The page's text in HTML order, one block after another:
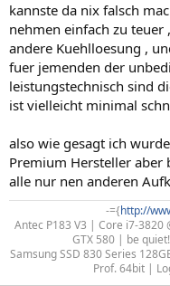
kannste da nix falsch
nehmen einfach zu
andere Kuehlloesung ,
fuer jemenden der
leistungstechnisch sind
ist vielleicht minimal
also wie gesagt ich
Premium Hersteller aber
alle nur nen anderen
-={http://
Antec P183 V3 | Core i7-3820
GTX 580 | be
Samsung SSD 830 Series
Prof. 64bit |